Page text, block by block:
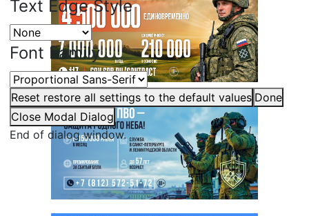
Text Edge Style
Font Family
Reset restore all settings to the default values Done
Close Modal Dialog
End of dialog window.